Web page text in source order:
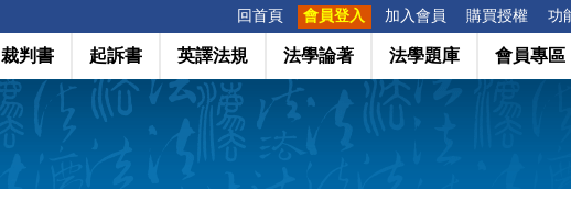
回首頁 會員登入 加入會員 購買授權 功
裁判書 起訴書 英譯法規 法學論著 法學題庫 會員專區